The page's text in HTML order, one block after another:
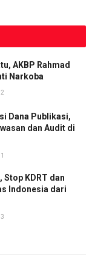
AKBP Rahmad
Narkoba
2
Dana Publikasi,
dan Audit di
1
Stop KDRT dan
Indonesia dari
3